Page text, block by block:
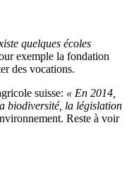
quelques écoles
exemple la fondation
des vocations.
suisse: « En 2014,
biodiversité, la législation
Reste à voir